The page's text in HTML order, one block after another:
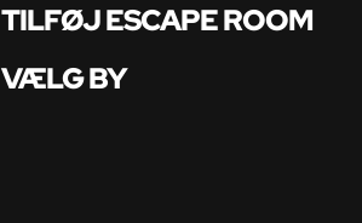
TILFØJ ESCAPE ROOM
VÆLG BY